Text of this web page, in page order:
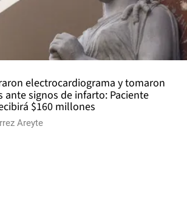
electrocardiograma y tomaron
ante signos de infarto: Paciente
$160 millones
Areyte